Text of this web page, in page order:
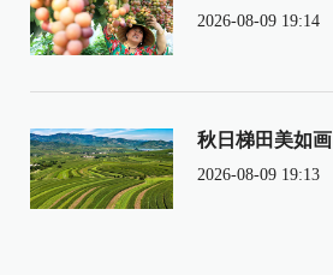
2026-08-09 19:14
秋日梯田美如画
2026-08-09 19:13